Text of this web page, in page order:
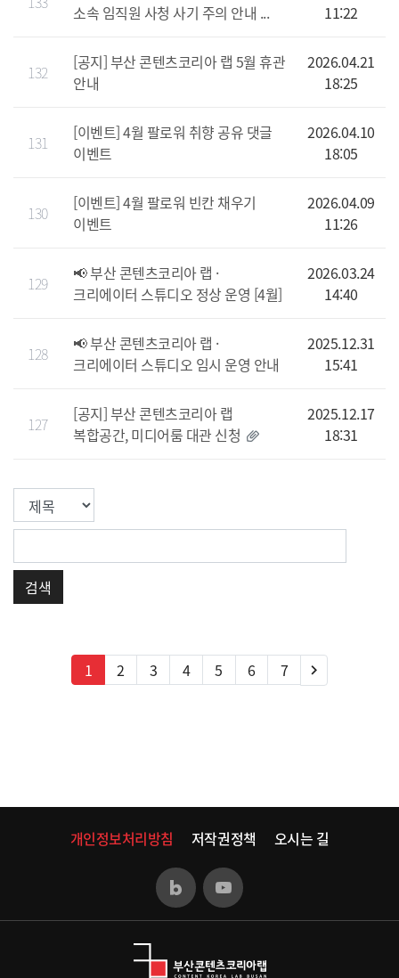
소속 임직원 사청 사기 주의 안내 ...
11:22
132
[공지] 부산 콘텐츠코리아 랩 5월 휴관
안내
2026.04.21
18:25
131
[이벤트] 4월 팔로워 취향 공유 댓글
이벤트
2026.04.10
18:05
130
[이벤트] 4월 팔로워 빈칸 채우기
이벤트
2026.04.09
11:26
129
📢 부산 콘텐츠코리아 랩 ·
크리에이터 스튜디오 정상 운영 [4월]
2026.03.24
14:40
128
📢 부산 콘텐츠코리아 랩 ·
크리에이터 스튜디오 임시 운영 안내
2025.12.31
15:41
127
[공지] 부산 콘텐츠코리아 랩
복합공간, 미디어룸 대관 신청
2025.12.17
18:31
검색컬럼
검색
1 2 3 4 5 6 7 keyboard_arrow_right
개인정보처리방침 저작권정책 오시는 길